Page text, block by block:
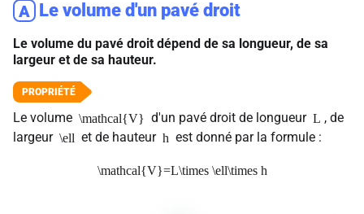
A Le volume d'un pavé droit
Le volume du pavé droit dépend de sa longueur, de sa
largeur et de sa hauteur.
Le volume \mathcal{V} d'un pavé droit de longueur L , de
largeur \ell et de hauteur h est donné par la formule :
\mathcal{V}=L\times \ell\times h